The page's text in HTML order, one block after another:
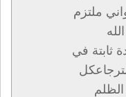
ملتزم
ثابتة في